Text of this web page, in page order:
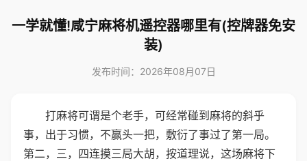
一学就懂!咸宁麻将机遥控器哪里有(控牌器免安
装)
发布时间：2026年08月07日
打麻将可谓是个老手，可经常碰到麻将的斜乎
事，出于习惯，不赢头一把，敷衍了事过了第一局。
第二，三，四连摸三局大胡，按道理说，这场麻将下